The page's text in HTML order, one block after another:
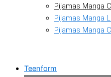
Pijamas Manga
Pijamas Manga
Pijamas Manga
Teenform